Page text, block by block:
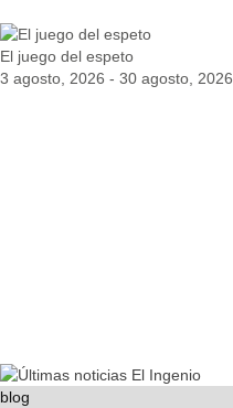
El juego del espeto
3 agosto, 2026 - 30 agosto, 2026
blog